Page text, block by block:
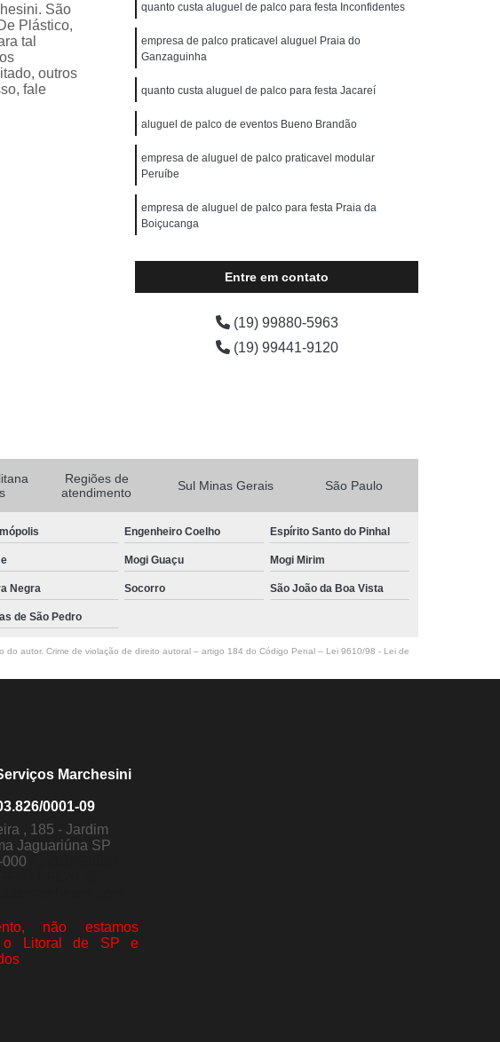
São
Plástico,
tal
outros
fale
quanto custa aluguel de palco para festa Inconfidentes
empresa de palco praticavel aluguel Praia do
Ganzaguinha
quanto custa aluguel de palco para festa Jacareí
aluguel de palco de eventos Bueno Brandão
empresa de aluguel de palco praticavel modular
Peruíbe
empresa de aluguel de palco para festa Praia da
Boiçucanga
Entre em contato
(19) 99880-5963
(19) 99441-9120
Regiões de
atendimento
Sul Minas Gerais São Paulo
Engenheiro Coelho Espírito Santo do Pinhal
Mogi Guaçu Mogi Mirim
Negra Socorro São João da Boa Vista
de São Pedro
autor. Crime de violação de direito autoral – artigo 184 do Código Penal – Lei 9610/98 - Lei de
Marchesini
0001-09
, 185 - Jardim
Jaguariúna SP
não estamos
o Litoral de SP e